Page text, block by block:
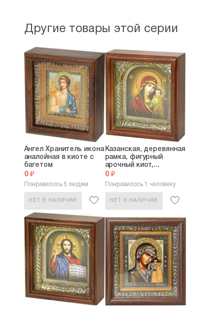
Другие товары этой серии
Ангел Хранитель икона
аналойная в киоте с
багетом
0 ₽
Понравилось 5 людям
НЕТ В НАЛИЧИИ
Казанская, деревянная
рамка, фигурный
арочный киот,...
0 ₽
Понравилось 1 человеку
НЕТ В НАЛИЧИИ